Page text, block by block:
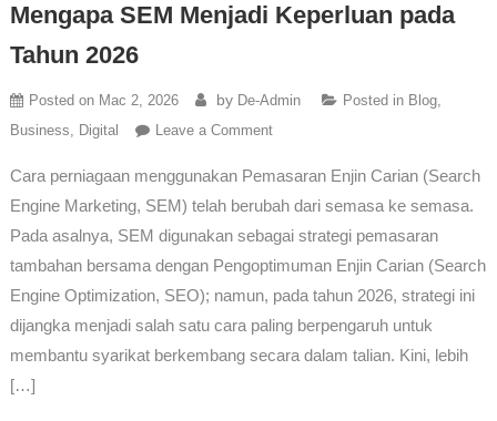
Mengapa SEM Menjadi Keperluan pada
Tahun 2026
Posted on Mac 2, 2026 by De-Admin Posted in Blog,
Business, Digital Leave a Comment
Cara perniagaan menggunakan Pemasaran Enjin Carian (Search
Engine Marketing, SEM) telah berubah dari semasa ke semasa.
Pada asalnya, SEM digunakan sebagai strategi pemasaran
tambahan bersama dengan Pengoptimuman Enjin Carian (Search
Engine Optimization, SEO); namun, pada tahun 2026, strategi ini
dijangka menjadi salah satu cara paling berpengaruh untuk
membantu syarikat berkembang secara dalam talian. Kini, lebih
[…]